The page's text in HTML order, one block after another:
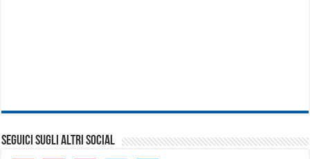
SEGUICI SUGLI ALTRI SOCIAL